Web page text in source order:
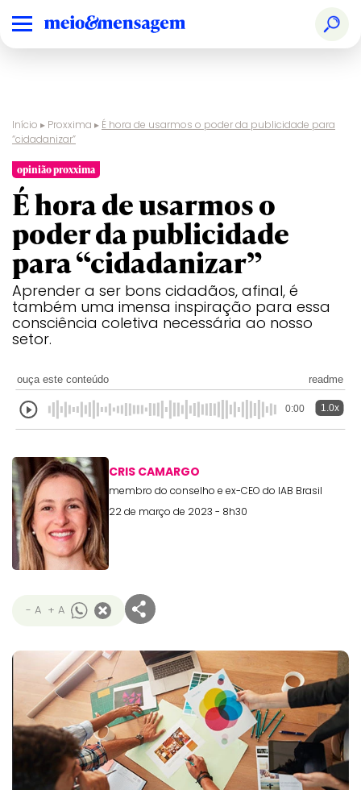
Início ▸ Proxxima ▸ É hora de usarmos o poder da publicidade para
“cidadanizar”
opinião proxxima
É hora de usarmos o
poder da publicidade
para “cidadanizar”
Aprender a ser bons cidadãos, afinal, é
também uma imensa inspiração para essa
consciência coletiva necessária ao nosso
setor.
ouça este conteúdo readme
0:00 1.0x
CRIS CAMARGO
membro do conselho e ex-CEO do IAB Brasil
22 de março de 2023 - 8h30
- A + A